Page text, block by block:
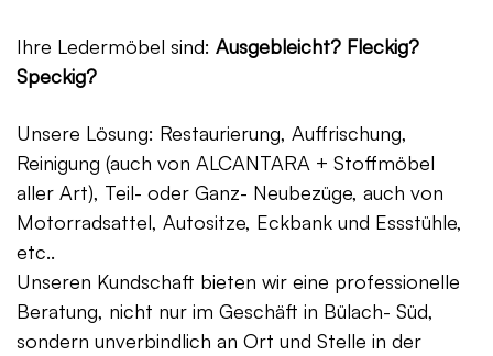
Ihre Ledermöbel sind: Ausgebleicht? Fleckig?
Speckig?
Unsere Lösung: Restaurierung, Auffrischung,
Reinigung (auch von ALCANTARA + Stoffmöbel
aller Art), Teil- oder Ganz- Neubezüge, auch von
Motorradsattel, Autositze, Eckbank und Essstühle,
etc..
Unseren Kundschaft bieten wir eine professionelle
Beratung, nicht nur im Geschäft in Bülach- Süd,
sondern unverbindlich an Ort und Stelle in der